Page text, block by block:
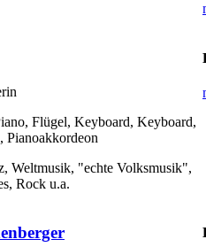
Flügel, Keyboard, Keyboard,
Pianoakkordeon
Weltmusik, "echte Volksmusik",
Rock u.a.